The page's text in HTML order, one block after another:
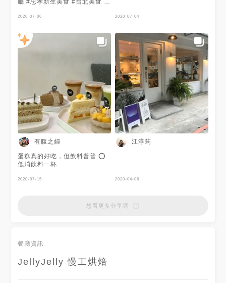
剛開幕的時候人潮不斷 朋友也
週末炸雞前來吃看看啦！ 濃郁
不死甜的可可巧酥 第一口就決
定要再來吃他！ 網路推薦來
好像綠蓋的味道 夾層很像奶酪
或慕斯 增加整體層次跟濕潤口
感 兩者我喜歡可可多過茉莉綠
藍莓優格雪泥不會太甜好喝~ -
✔ 可可巧酥蛋糕 $170 ✔ 茉莉
花奶綠蛋糕 $150 ✔ 藍莓優格
雪泥 $170 ✔ 焦糖瑪奇朵 $150
- 📍 台北市中正區臨沂街31-1
號 🚉 #捷運忠孝新生站 ⏲
12:00-19:00 (週一週二休) - #
ㄩㄐ吃の圓滾滾🍍#ㄩㄐ吃忠孝
新生站
2020-07-06 2020-07-04
有腹之婦
蛋糕真的好吃，但飲料普普 ⭕️
低消飲料一杯
2020-07-15
江淳筠
2020-04-06
想看更多分享嗎
餐廳資訊
JellyJelly 慢工烘焙